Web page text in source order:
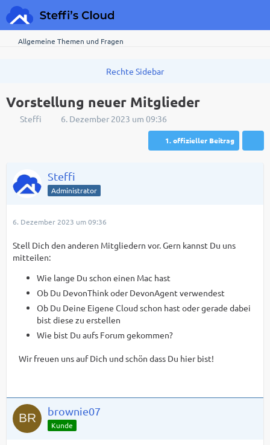
Allgemeine Themen und Fragen
Vorstellung neuer Mitglieder
Steffi 6. Dezember 2023 um 09:36
1. offizieller Beitrag
Steffi
Administrator
6. Dezember 2023 um 09:36
Stell Dich den anderen Mitgliedern vor. Gern kannst Du uns
mitteilen:
Wie lange Du schon einen Mac hast
Ob Du DevonThink oder DevonAgent verwendest
Ob Du Deine Eigene Cloud schon hast oder gerade dabei
bist diese zu erstellen
Wie bist Du aufs Forum gekommen?
Wir freuen uns auf Dich und schön dass Du hier bist!
brownie07
Kunde